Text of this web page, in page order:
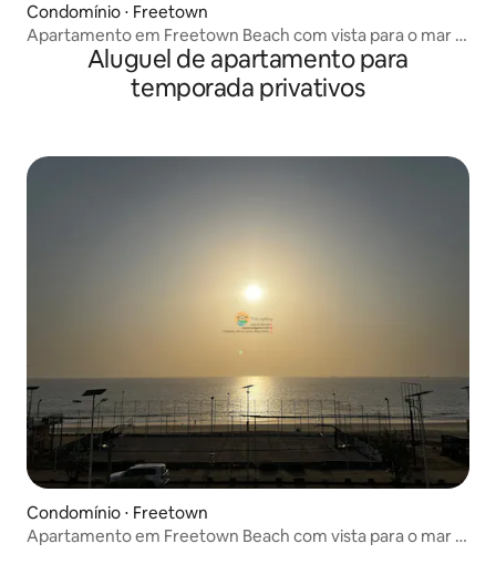
Condomínio ⋅ Freetown
Apartamento em Freetown Beach com vista para o mar e
a baía - FAluguel de apartamento para
temporada privativos
Condomínio ⋅ Freetown
Apartamento em Freetown Beach com vista para o mar e